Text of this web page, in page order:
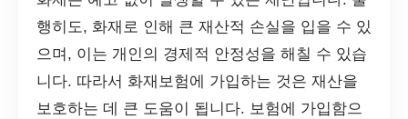
행히도, 화재로 인해 큰 재산적 손실을 입을 수 있
으며, 이는 개인의 경제적 안정성을 해칠 수 있습
니다. 따라서 화재보험에 가입하는 것은 재산을
보호하는 데 큰 도움이 됩니다. 보험에 가입함으